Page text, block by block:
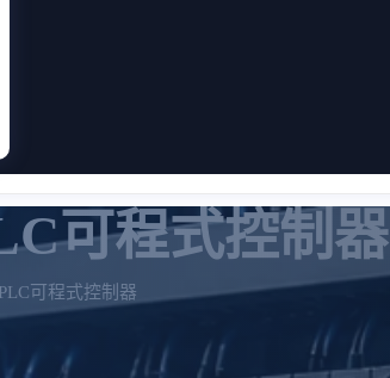
可程式控制器
PLC可程式控制器